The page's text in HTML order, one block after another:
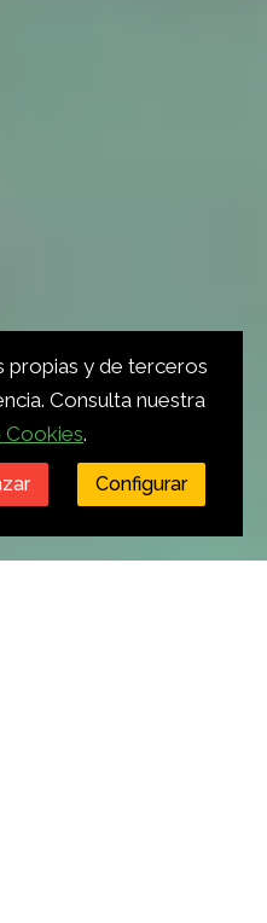
propias y de terceros
Consulta nuestra
Cookies.
Configurar